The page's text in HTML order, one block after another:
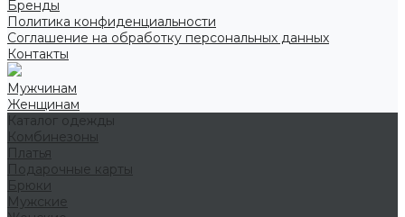
Бренды
Политика конфиденциальности
Соглашение на обработку персональных данных
Контакты
Мужчинам
Женщинам
Каталог одежды
Комбинезоны
Платья
Подарочные карты
Брюки
Мужские